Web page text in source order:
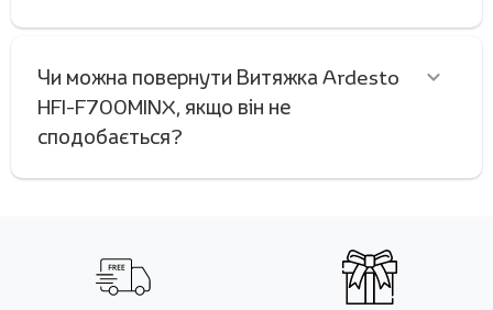
Чи можна повернути Витяжка Ardesto
HFI-F700MINX, якщо він не
сподобається?